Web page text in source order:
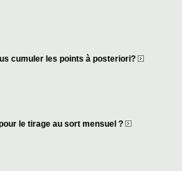
cumuler les points à posteriori?
le tirage au sort mensuel ?